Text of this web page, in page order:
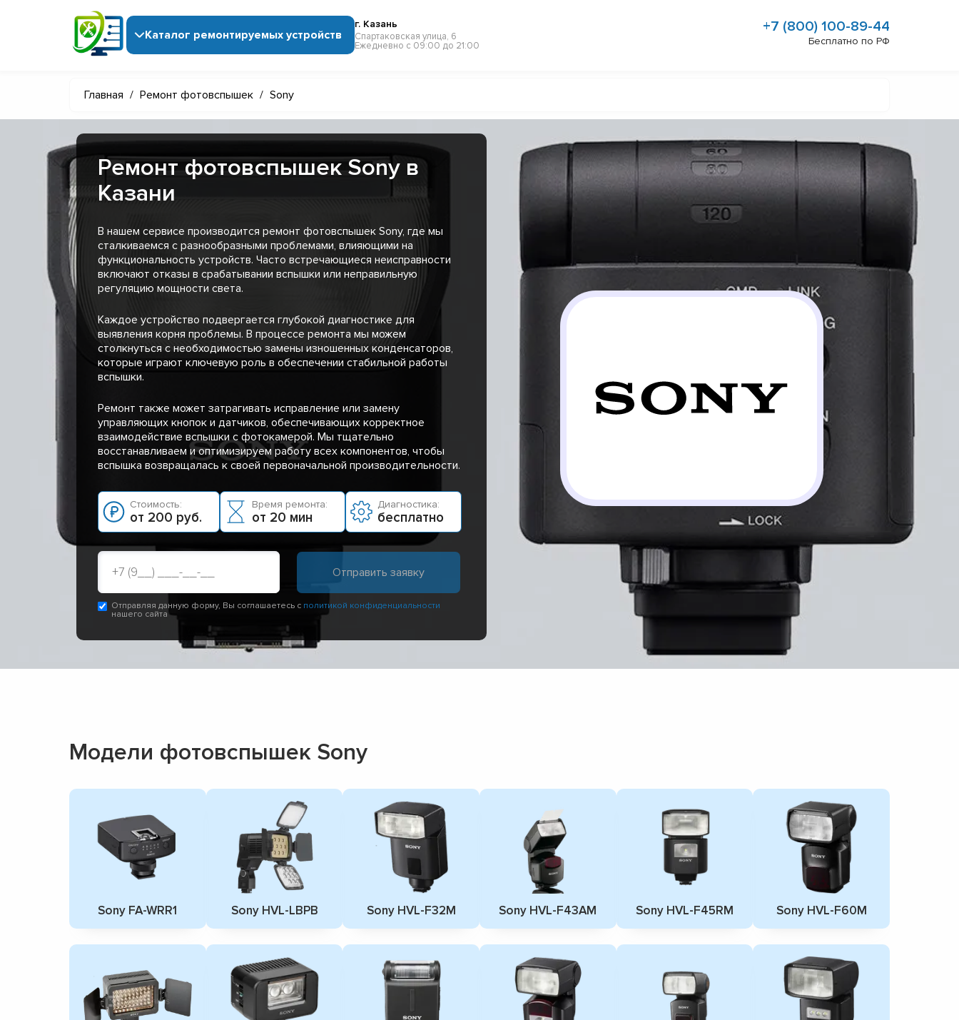
Каталог ремонтируемых устройств
г. Казань
Спартаковская улица, 6
Ежедневно с 09:00 до 21:00
+7 (800) 100-89-44
Бесплатно по РФ
Главная / Ремонт фотовспышек / Sony
Ремонт фотовспышек Sony в
Казани
В нашем сервисе производится ремонт фотовспышек Sony, где мы
сталкиваемся с разнообразными проблемами, влияющими на
функциональность устройств. Часто встречающиеся неисправности
включают отказы в срабатывании вспышки или неправильную
регуляцию мощности света.
Каждое устройство подвергается глубокой диагностике для
выявления корня проблемы. В процессе ремонта мы можем
столкнуться с необходимостью замены изношенных конденсаторов,
которые играют ключевую роль в обеспечении стабильной работы
вспышки.
Ремонт также может затрагивать исправление или замену
управляющих кнопок и датчиков, обеспечивающих корректное
взаимодействие вспышки с фотокамерой. Мы тщательно
восстанавливаем и оптимизируем работу всех компонентов, чтобы
вспышка возвращалась к своей первоначальной производительности.
Стоимость:
от 200 руб.
Время ремонта:
от 20 мин
Диагностика:
бесплатно
Отправляя данную форму, Вы соглашаетесь с политикой конфиденциальности
нашего сайта
Модели фотовспышек Sony
Sony FA-WRR1 Sony HVL-LBPB Sony HVL-F32M Sony HVL-F43AM Sony HVL-F45RM Sony HVL-F60M